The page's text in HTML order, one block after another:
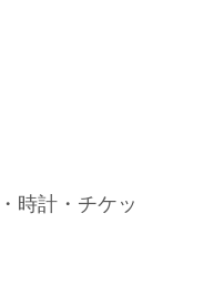
時計・チケッ